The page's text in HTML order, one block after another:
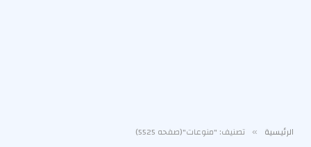
الرئيسية » تصنيف: "منوعات"(صفحه 5525)